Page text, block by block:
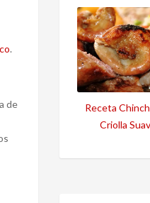
.
de
Receta
Criolla